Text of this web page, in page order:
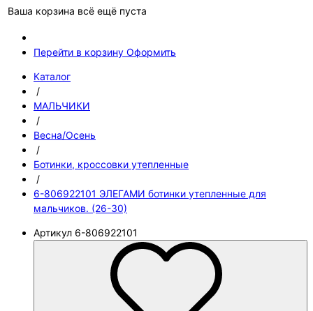
Ваша корзина всё ещё пуста
Перейти в корзину Оформить
Каталог
/
МАЛЬЧИКИ
/
Весна/Осень
/
Ботинки, кроссовки утепленные
/
6-806922101 ЭЛЕГАМИ ботинки утепленные для
мальчиков. (26-30)
Артикул 6-806922101